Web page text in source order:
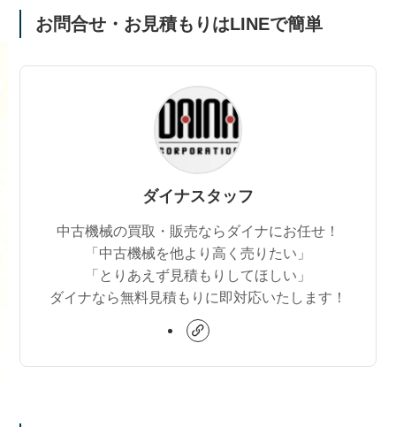
お問合せ・お見積もりはLINEで簡単
ダイナスタッフ
中古機械の買取・販売ならダイナにお任せ！
「中古機械を他より高く売りたい」
「とりあえず見積もりしてほしい」
ダイナなら無料見積もりに即対応いたします！